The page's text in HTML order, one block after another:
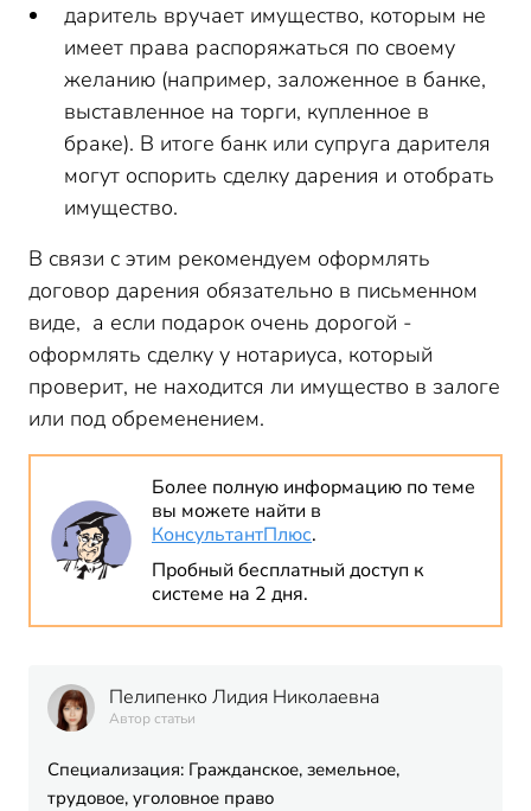
даритель вручает имущество, которым не
имеет права распоряжаться по своему
желанию (например, заложенное в банке,
выставленное на торги, купленное в
браке). В итоге банк или супруга дарителя
могут оспорить сделку дарения и отобрать
имущество.
В связи с этим рекомендуем оформлять
договор дарения обязательно в письменном
виде, а если подарок очень дорогой -
оформлять сделку у нотариуса, который
проверит, не находится ли имущество в залоге
или под обременением.
Более полную информацию по теме
вы можете найти в
КонсультантПлюс.
Пробный бесплатный доступ к
системе на 2 дня.
Пелипенко Лидия Николаевна
Автор статьи
Специализация: Гражданское, земельное,
трудовое, уголовное право